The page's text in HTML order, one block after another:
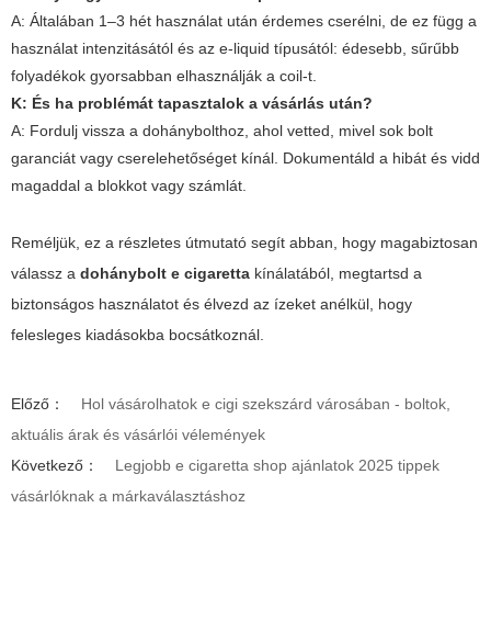
A: Általában 1–3 hét használat után érdemes cserélni, de ez függ a
használat intenzitásától és az e-liquid típusától: édesebb, sűrűbb
folyadékok gyorsabban elhasználják a coil-t.
K: És ha problémát tapasztalok a vásárlás után?
A: Fordulj vissza a dohánybolthoz, ahol vetted, mivel sok bolt
garanciát vagy cserelehetőséget kínál. Dokumentáld a hibát és vidd
magaddal a blokkot vagy számlát.
Reméljük, ez a részletes útmutató segít abban, hogy magabiztosan
válassz a dohánybolt e cigaretta kínálatából, megtartsd a
biztonságos használatot és élvezd az ízeket anélkül, hogy
felesleges kiadásokba bocsátkoznál.
Előző：
Hol vásárolhatok e cigi szekszárd városában - boltok,
aktuális árak és vásárlói vélemények
Következő：
Legjobb e cigaretta shop ajánlatok 2025 tippek
vásárlóknak a márkaválasztáshoz